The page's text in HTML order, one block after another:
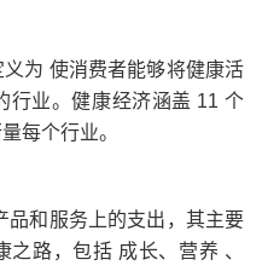
为 使消费者能够将健康活
行业。健康经济涵盖 11 个
每个行业。
品和服务上的支出，其主要
路，包括 成长、营养 、